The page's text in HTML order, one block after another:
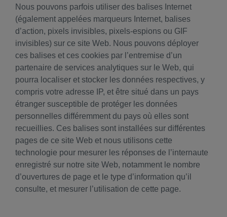
Nous pouvons parfois utiliser des balises Internet
(également appelées marqueurs Internet, balises
d’action, pixels invisibles, pixels-espions ou GIF
invisibles) sur ce site Web. Nous pouvons déployer
ces balises et ces cookies par l’entremise d’un
partenaire de services analytiques sur le Web, qui
pourra localiser et stocker les données respectives, y
compris votre adresse IP, et être situé dans un pays
étranger susceptible de protéger les données
personnelles différemment du pays où elles sont
recueillies. Ces balises sont installées sur différentes
pages de ce site Web et nous utilisons cette
technologie pour mesurer les réponses de l’internaute
enregistré sur notre site Web, notamment le nombre
d’ouvertures de page et le type d’information qu’il
consulte, et mesurer l’utilisation de cette page.